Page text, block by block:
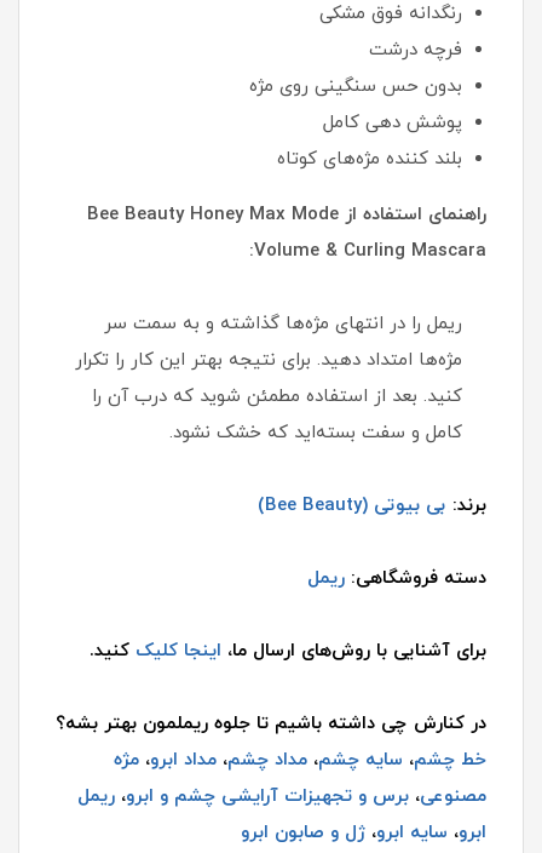
رنگدانه فوق مشکی
فرچه درشت
بدون حس سنگینی روی مژه
پوشش دهی کامل
بلند کننده مژه‌های کوتاه
راهنمای استفاده از Bee Beauty Honey Max Mode
Volume & Curling Mascara:
ریمل را در انتهای مژه‌ها گذاشته و به سمت سر
مژه‌ها امتداد دهید. برای نتیجه بهتر این کار را تکرار
کنید. بعد از استفاده مطمئن شوید که درب آن را
کامل و سفت بسته‌اید که خشک نشود.
برند: بی بیوتی (Bee Beauty)
دسته فروشگاهی: ریمل
برای آشنایی با روش‌های ارسال ما، اینجا کلیک کنید.
در کنارش چی داشته باشیم تا جلوه ریملمون بهتر بشه؟
خط چشم، سایه چشم، مداد چشم، مداد ابرو، مژه
مصنوعی، برس و تجهیزات آرایشی چشم و ابرو، ریمل
ابرو، سایه ابرو، ژل و صابون ابرو